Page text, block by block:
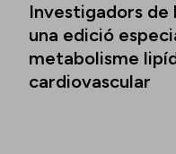
Investigadors de
una edició
metabolisme
cardiovascular